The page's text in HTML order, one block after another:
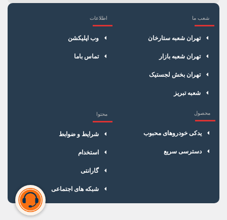
شعب ما
تهران شعبه ستارخان
تهران شعبه بازار
تهران بخش لجستیک
شعبه تبریز
اطلاعات
وب اپلیکشن
تماس باما
محصول
یدکی خودروهای محبوب
دسترسی سریع
محتوا
شرایط و ضوابط
استخدام
گارانتی
شبکه های اجتماعی
×